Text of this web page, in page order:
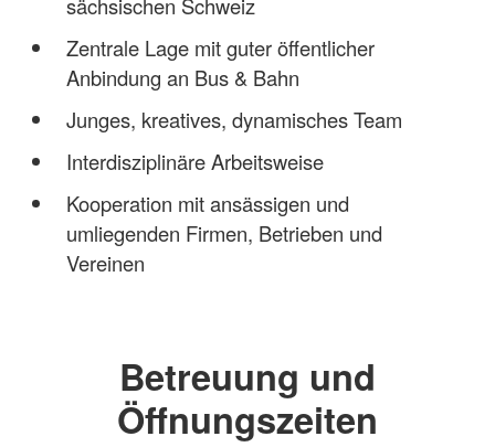
Zentrale Lage mit guter öffentlicher
Anbindung an Bus & Bahn
Junges, kreatives, dynamisches Team
Interdisziplinäre Arbeitsweise
Kooperation mit ansässigen und
umliegenden Firmen, Betrieben und
Vereinen
Betreuung und
Öffnungszeiten